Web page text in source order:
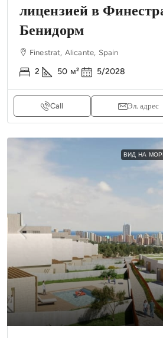
лицензией в
Бенидорм
Finestrat, Alicante, Spain
2 50 м² 5/2028
Call Эл. адрес
ВИД НА